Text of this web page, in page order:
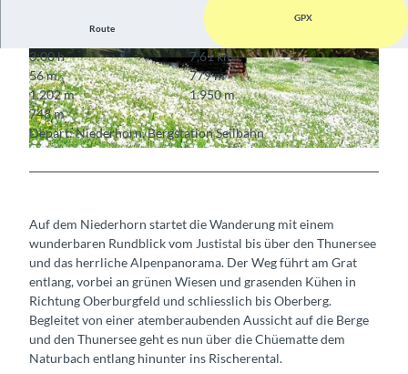
© Interlaken Tourismus © Interlaken Tourismus
Route
GPX
3:00 h
7,61 km
56 m
779 m
1.202 m
1.950 m
748 m
Départ: Niederhorn, Bergstation Seilbahn
Auf dem Niederhorn startet die Wanderung mit einem
wunderbaren Rundblick vom Justistal bis über den Thunersee
und das herrliche Alpenpanorama. Der Weg führt am Grat
entlang, vorbei an grünen Wiesen und grasenden Kühen in
Richtung Oberburgfeld und schliesslich bis Oberberg.
Begleitet von einer atemberaubenden Aussicht auf die Berge
und den Thunersee geht es nun über die Chüematte dem
Naturbach entlang hinunter ins Rischerental.